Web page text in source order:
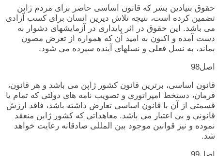
حقوق‏ بنیادین‏ بشر که‏ قانون‏ اساسی‏ حاضر برای‏ مردم‏ ژاپن‏
تضمین‏ کرده‏ است‏، نتیجه‏ تلاش‏ دیرین‏ انسان‏ برای‏ کسب‏ آزادی‏
می‏ باشد. این‏ حقوق‏ در اثر پایداری‏ در آزمایشهای‏ دشوار به‏
دست‏ آمده‏ و اکنون‏ به‏ امید آن‏ که‏ همواره‏ از تعرض‏ مصون‏
بماند، به‏ نسل‏ فعلی‏ و نسلهای‏ آینده‏ سپرده‏ می‏ شود.
اصل‏98
قانون‏ اساسی‏، برترین‏ قانون‏ کشور ژاپن‏ می‏ باشد و هر قانون‏،
فرمان‏، دستخط امپراتوری‏ و تصویب‏ نامه‏ های‏ دولتی‏ که‏ تمام‏ یا
قسمتی‏ از آن‏ با قانون‏ اساسی‏ تعارض‏ داشته‏ باشد، فاقد ارزش‏
قانونی‏ و بی‏ اعتبار می‏ باشد. معاهداتی‏ که‏ کشور ژاپن‏ منعقد
نموده‏ و نیز قوانین‏ موجود بین‏ المللی‏ صادقانه‏ رعایت‏ خواهد
شد.